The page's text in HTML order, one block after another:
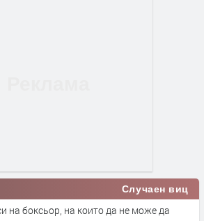
Случаен виц
на боксьор, на които да не може да